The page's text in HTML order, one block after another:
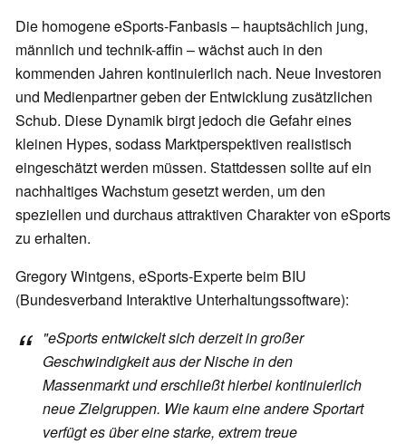
Die homogene eSports-Fanbasis – hauptsächlich jung,
männlich und technik-affin – wächst auch in den
kommenden Jahren kontinuierlich nach. Neue Investoren
und Medienpartner geben der Entwicklung zusätzlichen
Schub. Diese Dynamik birgt jedoch die Gefahr eines
kleinen Hypes, sodass Marktperspektiven realistisch
eingeschätzt werden müssen. Stattdessen sollte auf ein
nachhaltiges Wachstum gesetzt werden, um den
speziellen und durchaus attraktiven Charakter von eSports
zu erhalten.
Gregory Wintgens, eSports-Experte beim BIU
(Bundesverband Interaktive Unterhaltungssoftware):
"eSports entwickelt sich derzeit in großer
Geschwindigkeit aus der Nische in den
Massenmarkt und erschließt hierbei kontinuierlich
neue Zielgruppen. Wie kaum eine andere Sportart
verfügt es über eine starke, extrem treue